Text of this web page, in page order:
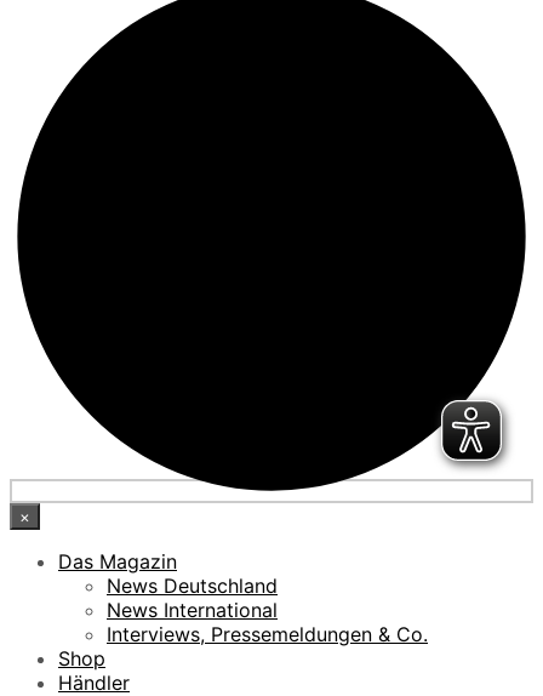
×
Das Magazin
News Deutschland
News International
Interviews, Pressemeldungen & Co.
Shop
Händler